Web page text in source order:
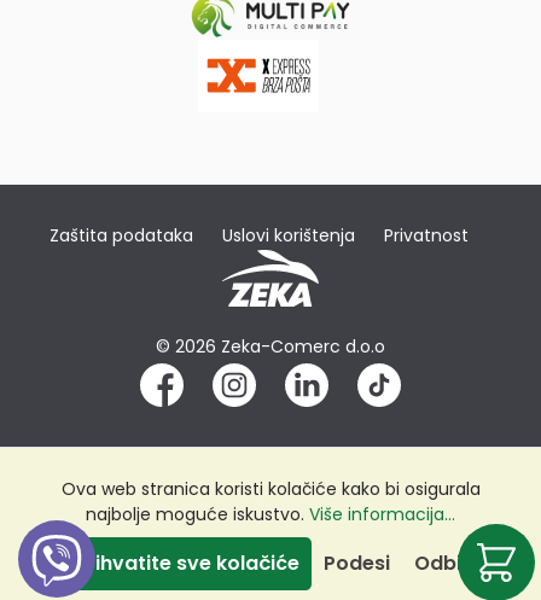
Zaštita podataka Uslovi korištenja Privatnost
© 2026 Zeka-Comerc d.o.o
Ova web stranica koristi kolačiće kako bi osigurala
najbolje moguće iskustvo. Više informacija...
Odbij
Podesi
Prihvatite sve kolačiće